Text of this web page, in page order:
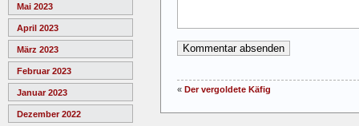
Mai 2023
April 2023
März 2023
Februar 2023
Januar 2023
Dezember 2022
« Der vergoldete Käfig